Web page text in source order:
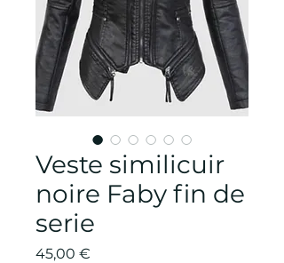
Veste similicuir
noire Faby fin de
serie
45,00 €